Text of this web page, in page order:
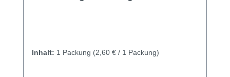
Inhalt: 1 Packung (2,60 € / 1 Packung)